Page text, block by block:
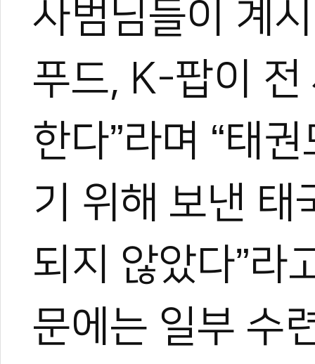
사범님들이 계
푸드, K-팝이 전
한다”라며 “태
기 위해 보낸
되지 않았다”라
문에는 일부 수